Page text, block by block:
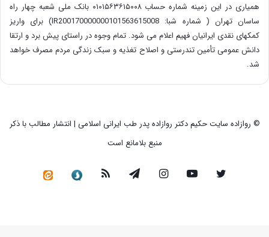
همیاری در این زمینه شماره حساب ۰۱۰۱۵۶۳۶۱۵۰۰۸ بانک ملی شعبه چهار راه
ساسان تهران ( شماره شبا: IR200170000000101563615008) برای واریز
کمکهای نقدی ایرانیان فهیم اعلام می شود. تمام وجوه در راستای پیش برد و ارتقا
دانش عمومی تأمین تندرستی و اصلاح تغذیه و سبک زندگی مردم مصرف خواهد
شد.
© روازاده سایت حکیم دکتر روازاده پدر طب ایرانی اسلامی | انتشار مطالب با ذکر
منبع بلامانع است
توییتر یوتیوب اینستاگرامتلگرام خوراک سروش